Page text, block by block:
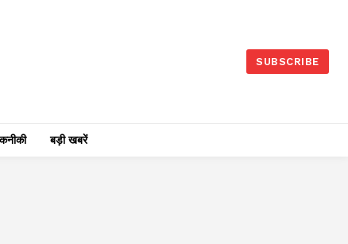
SUBSCRIBE
बड़ी खबरें